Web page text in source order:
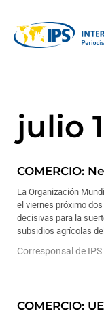
julio
COMERCIO:
La Organización
el viernes próximo
decisivas para la
subsidios agrícolas
Corresponsal de IPS
COMERCIO: